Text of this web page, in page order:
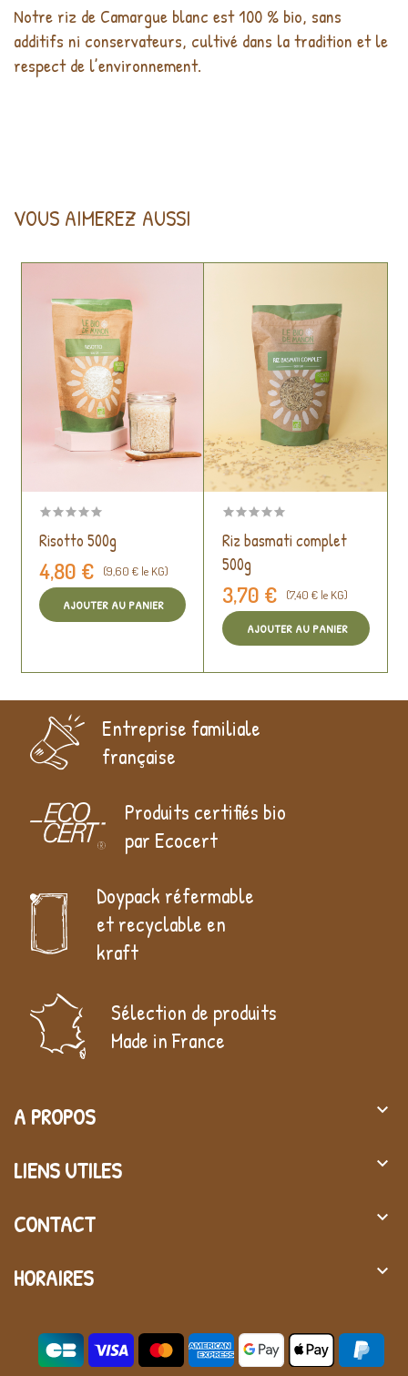
Notre riz de Camargue blanc est 100 % bio, sans
additifs ni conservateurs, cultivé dans la tradition et le
respect de l’environnement.
VOUS AIMEREZ AUSSI
Risotto 500g
4,80 € (9,60 € le KG)
AJOUTER AU PANIER
Riz basmati complet
500g
3,70 € (7,40 € le KG)
AJOUTER AU PANIER
Entreprise familiale
française
Produits certifiés bio
par Ecocert
Doypack réfermable
et recyclable en
kraft
Sélection de produits
Made in France
A PROPOS keyboard_arrow_down
LIENS UTILES keyboard_arrow_down
CONTACT keyboard_arrow_down
HORAIRES keyboard_arrow_down